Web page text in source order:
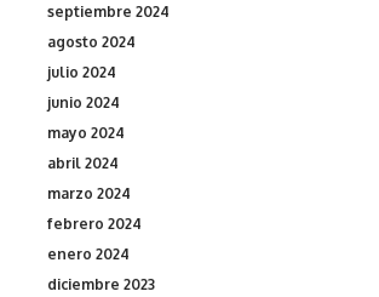
septiembre 2024
agosto 2024
julio 2024
junio 2024
mayo 2024
abril 2024
marzo 2024
febrero 2024
enero 2024
diciembre 2023